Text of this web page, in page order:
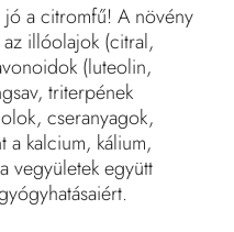
a citromfű! A növény
illóolajok (citral,
(luteolin,
triterpének
cseranyagok,
a kalcium, kálium,
vegyületek együtt